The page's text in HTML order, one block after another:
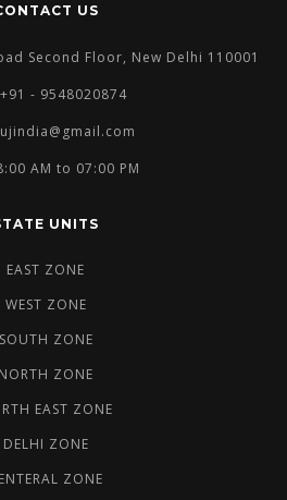
US
Second Floor, New Delhi 110001
+91 - 9548020874
AM to 07:00 PM
UNITS
EAST ZONE
WEST ZONE
SOUTH ZONE
NORTH ZONE
EAST ZONE
DELHI ZONE
ZONE